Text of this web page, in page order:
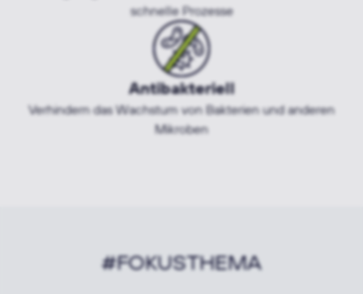
schnelle Prozesse
Antibakteriell
Verhindern das Wachstum von Bakterien und anderen
Mikroben
#FOKUSTHEMA